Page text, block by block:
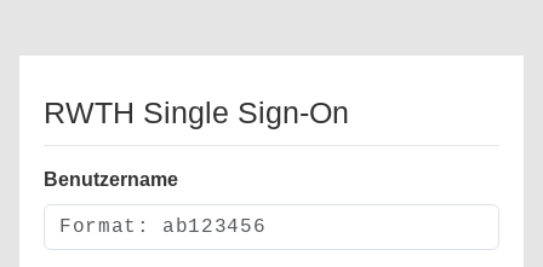
RWTH Single Sign-On
Benutzername